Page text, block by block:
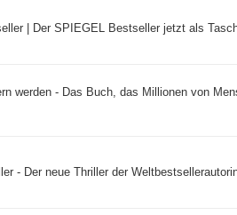
| Der SPIEGEL Bestseller jetzt als
werden - Das Buch, das Millionen von
- Der neue Thriller der